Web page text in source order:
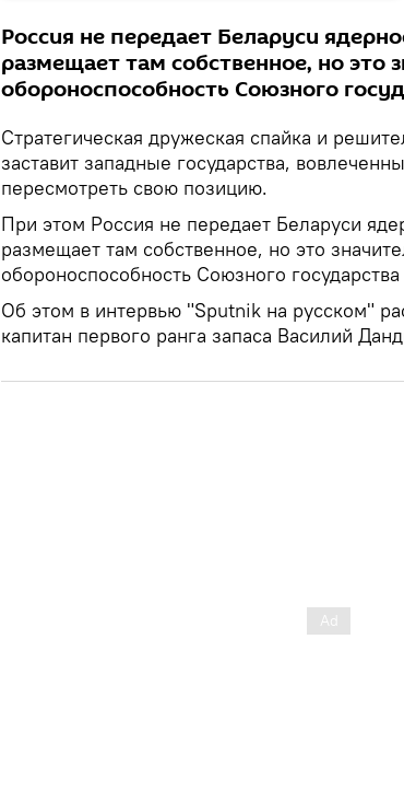
Россия не передает Беларуси
размещает там собственное, но это
обороноспособность Союзного
Стратегическая дружеская спайка и
заставит западные государства,
пересмотреть свою позицию.
При этом Россия не передает Беларуси
размещает там собственное, но это
обороноспособность Союзного государства
Об этом в интервью "Sputnik на русском"
капитан первого ранга запаса Василий